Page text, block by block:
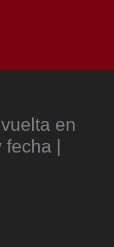
en
fecha |